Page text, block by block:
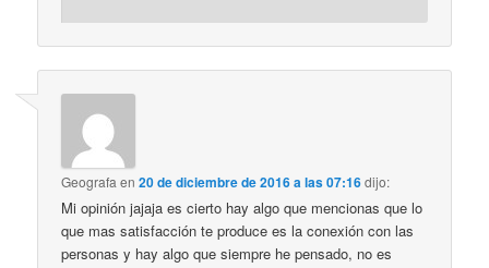
Geografaen20 de diciembre de 2016 a las 07:16dijo:
Mi opinión jajaja es cierto hay algo que mencionas que lo
que mas satisfacción te produce es la conexión con las
personas y hay algo que siempre he pensado, no es